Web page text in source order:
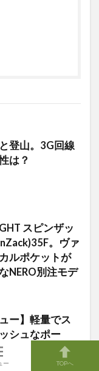
登山。3G回線
は？
スピンザッ
。ヴァ
ルポケットが
NERO別注モデ
ュー】軽量でス
シュなポー
TREKKING
FREELIGHT
ー TOPへ